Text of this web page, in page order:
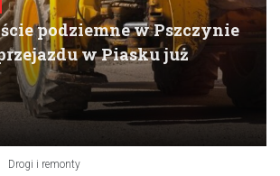
podziemne w Pszczynie
w Piasku już
Drogi i remonty